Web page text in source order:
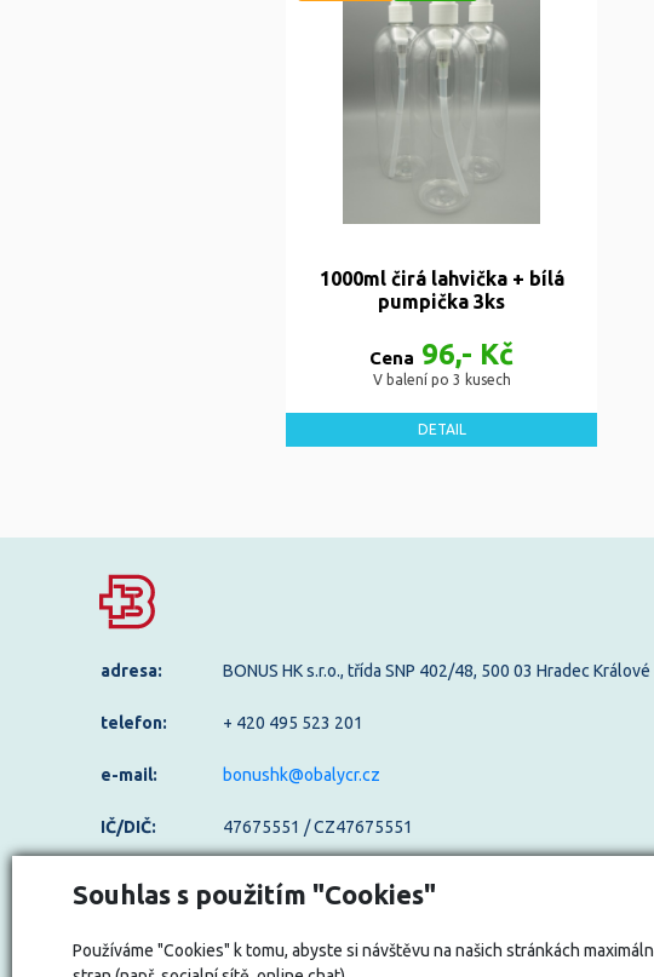
Souhlas s použitím "Cookies"
Používáme "Cookies" k tomu, abyste si návštěvu na našich stránkách
1000ml čirá lahvička + bílá
pumpička 3ks
Cena 96,- Kč
V balení po 3 kusech
DETAIL
adresa: BONUS HK s.r.o., třída SNP 402/48, 500 03 Hradec Králové
telefon: + 420 495 523 201
e-mail: bonushk@obalycr.cz
IČ/DIČ: 47675551 / CZ47675551
Odstoupení od kupní smlouvy